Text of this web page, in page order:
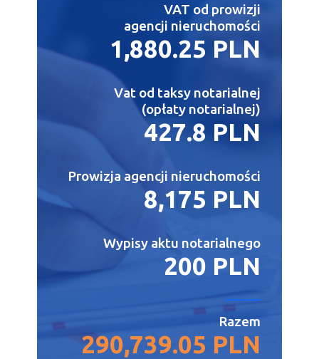
VAT od prowizji
agencji nieruchomości
1,880.25 PLN
Vat od taksy notarialnej
(opłaty notarialnej)
427.8 PLN
Prowizja agencji nieruchomości
8,175 PLN
Wypisy aktu notarialnego
200 PLN
Razem
290,739.05 PLN